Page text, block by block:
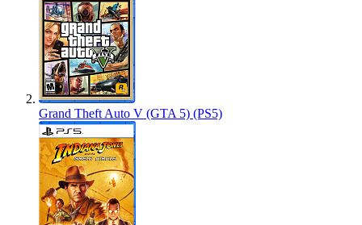
Grand Theft Auto V (GTA 5) (PS5)